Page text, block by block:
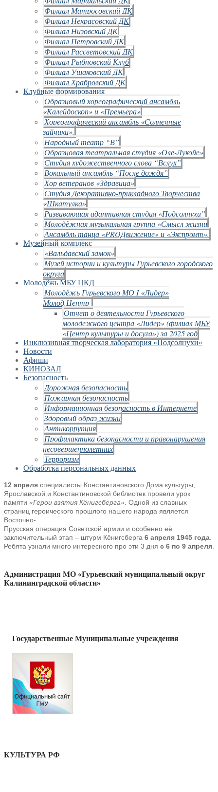
Филиал Матросовский ДК
Филиал Некрасовский ДК
Филиал Низовский ДК
Филиал Петровский ДК
Филиал Рассветовский ДК
Филиал Рыбновский Клуб
Филиал Ушаковский ДК
Филиал Храбровский ДК
Клубные формирования
Образцовый хореографический ансамбль
«Калейдоскоп» и «Премьера»
Хореографический ансамбль «Солнечные
зайчики».
Народный театр “В”
Образцовая театральная студия «Оле-Лукойе»
Студия художественного слова “Вслух”
Вокальный ансамбль “После дождя”
Хор ветеранов «Здравица»
Студия Декоративно-прикладного Творчества
«Шкатулка»
Развивающая адаптивная студия «Подсолнухи”
Молодёжная музыкальная группа «Смысл жизни
Ансамбль танца «PROДвижение» и «Экспромт».
Музейный комплекс
«Вальдавский замок»
Музей истории и культуры Гурьевского городского
округа
Молодёжь МБУ ЦКД
Молодёжь Гурьевского МО I «Лидер»
Молод.Центр
Отчет о деятельности Гурьевского
молодежного центра «Лидер» (филиал МБУ
«Центр культуры и досуга») за 2025 год
Инклюзивная творческая лаборатория «Подсолнухи»
Новости
Афиши
КИНОЗАЛ
Безопасность
Дорожная безопасность
Пожарная безопасность
Информационная безопасность в Интернете
Здоровый образ жизни
Антикоррупция
Профилактика безопасности и правонарушения
несовершеннолетних
Терроризм
Обработка персональных данных
12 апреля специалисты Константиновского Дома культуры,
Ярославской и Константиновской библиотек провели урок
памяти «Герои взятия Кёнигсберга». Одной из славных
страниц героического прошлого нашего народа является
Восточно-
Прусская операция Советской армии и особенно её
заключительный этап – штурм Кёнигсберга 6 апреля 1945 года.
Ребята узнали много интересного про эти 3 дня с 6 по 9 апреля.
Администрация МО «Гурьевский муниципальный округ
Калининградской области»
Государственные Муниципальные учреждения
КУЛЬТУРА РФ